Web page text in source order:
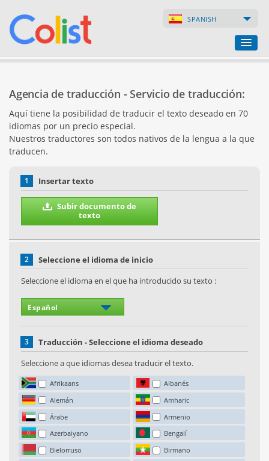
SPANISH
Índice de empresas
Páginas web
Tiendas en internet
Agencia de traducción - Servicio de traducción:
Aquí tiene la posibilidad de traducir el texto deseado en 70
idiomas por un precio especial.
Nuestros traductores son todos nativos de la lengua a la que
traducen.
1 Insertar texto
Subir documento de
texto
2
Seleccione el idioma de inicio
Seleccione el idioma en el que ha introducido su texto :
3
Traducción - Seleccione el idioma deseado
Seleccione a que idiomas desea traducir el texto.
Afrikaans
Albanés
Alemán
Amharic
Árabe
Armenio
Azerbaiyano
Bengalí
Bielorruso
Birmano